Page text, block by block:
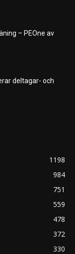
– PEOne av
deltagar- och
1198
984
751
559
478
372
330